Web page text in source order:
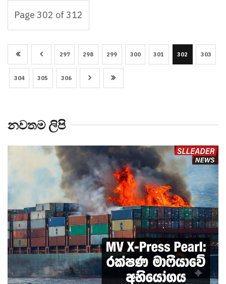
Page 302 of 312
297 298 299 300 301 302 303
304 305 306
නවතම ලිපි